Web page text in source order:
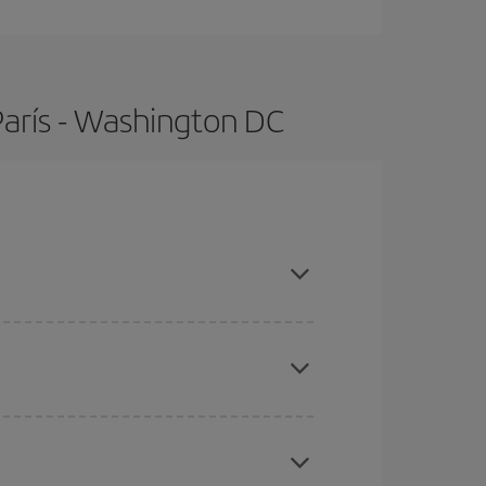
- Washington DC